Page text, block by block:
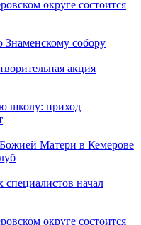
округе состоится
собору
акция
школу: приход
Матери в Кемерове
начал
округе состоится